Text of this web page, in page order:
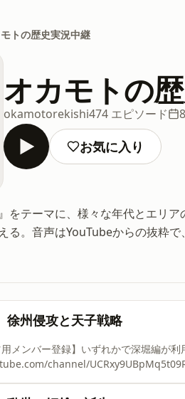
トの歴史実況中継
オカモトの
okamotorekishi474 エピソード
お気に入り
をテーマに、様々な年代とエリ
る。音声はYouTubeからの抜粋
徐州侵攻と天子戦略
用メンバー登録】いずれかで深堀編
channel/